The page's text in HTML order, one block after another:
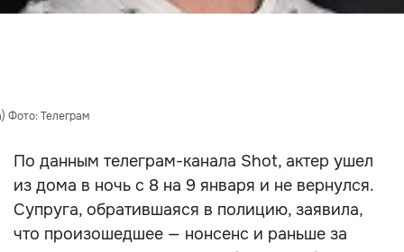
Фото: Телеграм
По данным телеграм-канала Shot, актер ушел
из дома в ночь с 8 на 9 января и не вернулся.
Супруга, обратившаяся в полицию, заявила,
что произошедшее — нонсенс и раньше за